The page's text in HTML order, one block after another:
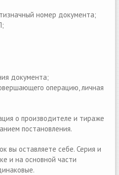
номер документа;
документа;
операцию, личная
о производителе и тираже
постановления.
вы оставляете себе. Серия и
и на основной части